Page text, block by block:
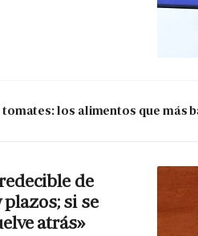
los alimentos que más
de
si se
atrás»